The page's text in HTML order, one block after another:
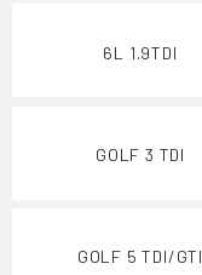
6L 1.9TDI
GOLF 3 TDI
GOLF 5 TDI/GTI